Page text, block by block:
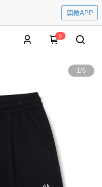
開啟APP
0
1/6